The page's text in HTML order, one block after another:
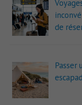
de
Passer